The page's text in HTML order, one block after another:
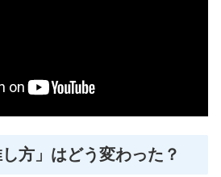
方」はどう変わった？